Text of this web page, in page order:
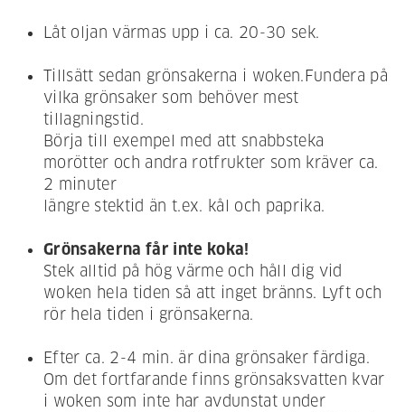
Låt oljan värmas upp i ca. 20-30 sek.
Tillsätt sedan grönsakerna i woken.Fundera på
vilka grönsaker som behöver mest
tillagningstid.
Börja till exempel med att snabbsteka
morötter och andra rotfrukter som kräver ca.
2 minuter
längre stektid än t.ex. kål och paprika.
Grönsakerna får inte koka!
Stek alltid på hög värme och håll dig vid
woken hela tiden så att inget bränns. Lyft och
rör hela tiden i grönsakerna.
Efter ca. 2-4 min. är dina grönsaker färdiga.
Om det fortfarande finns grönsaksvatten kvar
i woken som inte har avdunstat under